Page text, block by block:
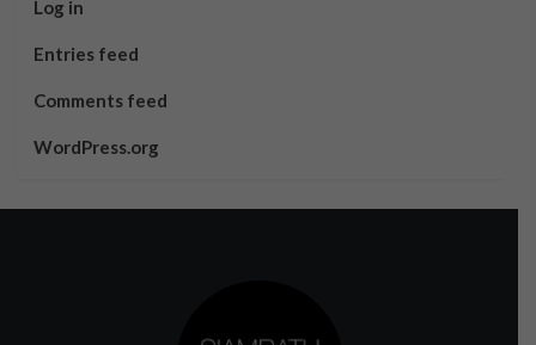
Log in
Entries feed
Comments feed
WordPress.org